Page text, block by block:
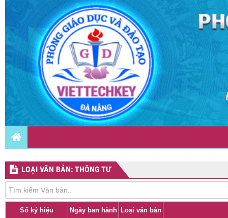
LOẠI VĂN BẢN: THÔNG TƯ
Số ký hiệu Ngày ban hành Loại văn bản